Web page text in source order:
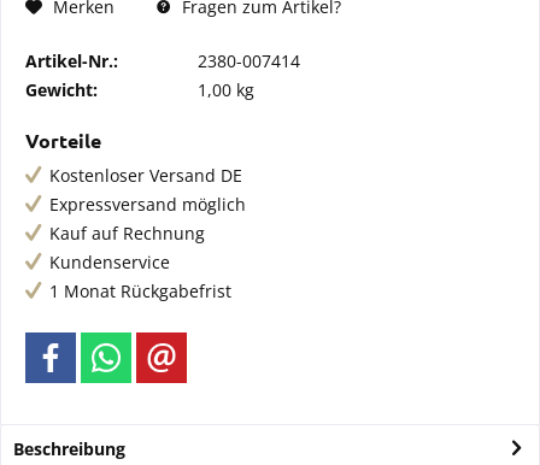
Merken Fragen zum Artikel?
Artikel-Nr.:
2380-007414
Gewicht:
1,00 kg
Vorteile
Kostenloser Versand DE
Expressversand möglich
Kauf auf Rechnung
Kundenservice
1 Monat Rückgabefrist
Beschreibung